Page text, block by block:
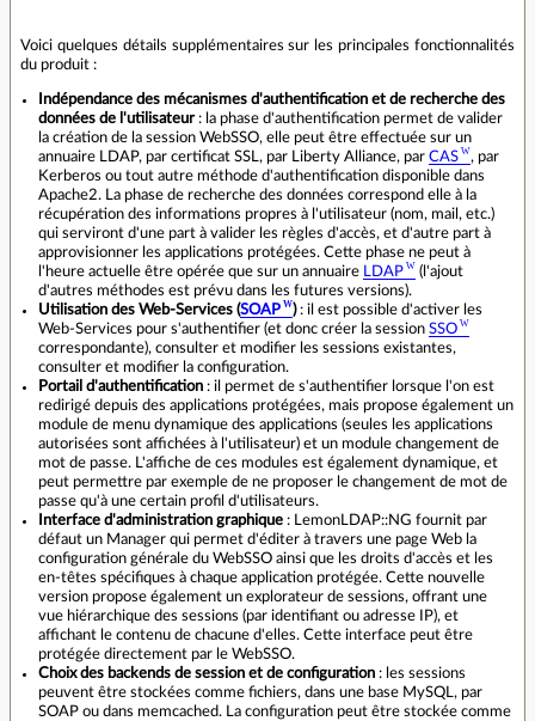
Voici quelques détails supplémentaires sur les principales fonctionnalités
du produit :
Indépendance des mécanismes d'authentification et de recherche des
données de l'utilisateur: la phase d'authentification permet de valider
la création de la session WebSSO, elle peut être effectuée sur un
annuaire LDAP, par certificat SSL, par Liberty Alliance, par CAS
, par
Kerberos ou tout autre méthode d'authentification disponible dans
Apache2. La phase de recherche des données correspond elle à la
récupération des informations propres à l'utilisateur (nom, mail, etc.)
qui serviront d'une part à valider les règles d'accès, et d'autre part à
approvisionner les applications protégées. Cette phase ne peut à
l'heure actuelle être opérée que sur un annuaire
LDAP
(l'ajout
d'autres méthodes est prévu dans les futures versions).
Utilisation des Web-Services (SOAP ): il est possible d'activer les
Web-Services pour s'authentifier (et donc créer la session SSO
correspondante), consulter et modifier les sessions existantes,
consulter et modifier la configuration.
Portail d'authentification : il permet de s'authentifier lorsque l'on est
redirigé depuis des applications protégées, mais propose également un
module de menu dynamique des applications (seules les applications
autorisées sont affichées à l'utilisateur) et un module changement de
mot de passe. L'affiche de ces modules est également dynamique, et
peut permettre par exemple de ne proposer le changement de mot de
passe qu'à une certain profil d'utilisateurs.
Interface d'administration graphique : LemonLDAP::NG fournit par
défaut un Manager qui permet d'éditer à travers une page Web la
configuration générale du WebSSO ainsi que les droits d'accès et les
en-têtes spécifiques à chaque application protégée. Cette nouvelle
version propose également un explorateur de sessions, offrant une
vue hiérarchique des sessions (par identifiant ou adresse IP), et
affichant le contenu de chacune d'elles. Cette interface peut être
protégée directement par le WebSSO.
Choix des backends de session et de configuration : les sessions
peuvent être stockées comme fichiers, dans une base MySQL, par
SOAP ou dans memcached. La configuration peut être stockée comme